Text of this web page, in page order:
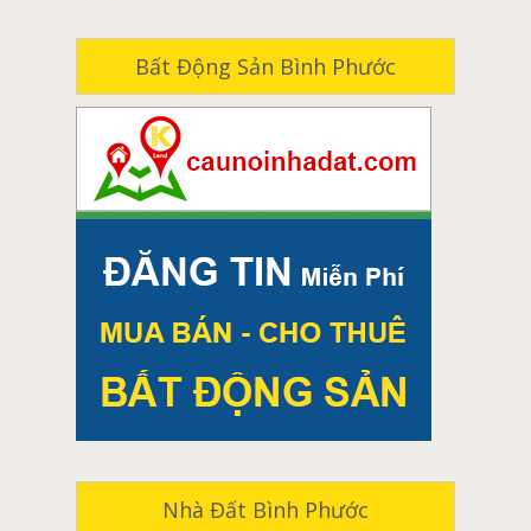
Cho thuê nhà long thành
Cho thuê nhà xuân lộc
Cho thuê nhà nhơn trạch
Cho thuê đất biên hòa
Cho thuê đất long khánh
Cho thuê đất vĩnh cửu
Cho thuê đất định quán
Cho thuê đất thống nhất
Cho thuê đất xuân lộc
An
Cửa nhôm cao cấp Hondalex Nhật Bản tại Rạch
Giá
Cửa nhôm cao cấp Hondalex Nhật Bản tại Long
Cửa nhôm cao cấp Hondalex Nhật Bản tại Châu
Cửa nhôm cao cấp Hondalex Nhật Bản tại Kon
Cửa nhôm cao cấp Hondalex Nhật Bản tại Pleiku
Cửa nhôm cao cấp Hondalex Nhật Bản tại
Quảng Ngãi
Cửa nhôm cao cấp Hondalex Nhật Bản tại Hội An
Cửa nhôm cao cấp Hondalex Nhật Bản tại Tam
Cửa nhôm cao cấp Hondalex Nhật Bản tại Đông
Bất Động Sản Bình Phước
Nhà Đất Bình Phước